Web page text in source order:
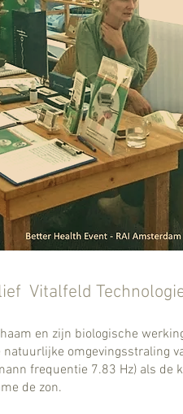
Vitalfeld
en zijn biologische
natuurlijke omgevingsstraling
frequentie 7.83 Hz) als de
de zon.